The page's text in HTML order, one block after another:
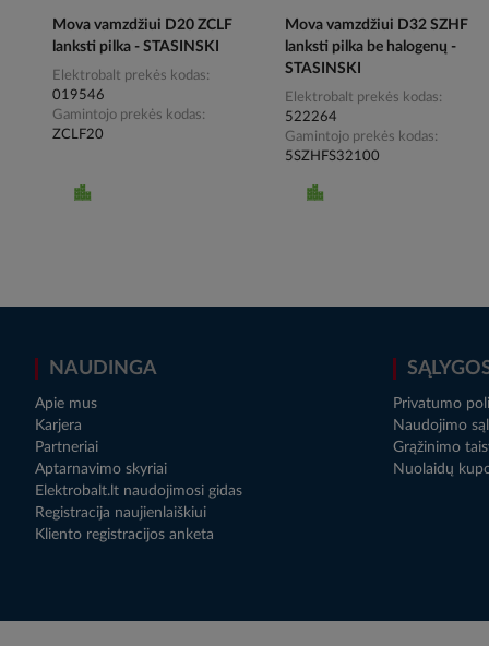
Mova vamzdžiui D20 ZCLF
lanksti pilka - STASINSKI
Elektrobalt prekės kodas
019546
Gamintojo prekės kodas
ZCLF20
Mova vamzdžiui D32 SZHF
lanksti pilka be halogenų -
STASINSKI
Elektrobalt prekės kodas
522264
Gamintojo prekės kodas
5SZHFS32100
NAUDINGA
Apie mus
Karjera
Partneriai
Aptarnavimo skyriai
Elektrobalt.lt naudojimosi gidas
Registracija naujienlaiškiui
Kliento registracijos anketa
Privatumo
Naudojimo
Grąžinimo
Nuolaidų